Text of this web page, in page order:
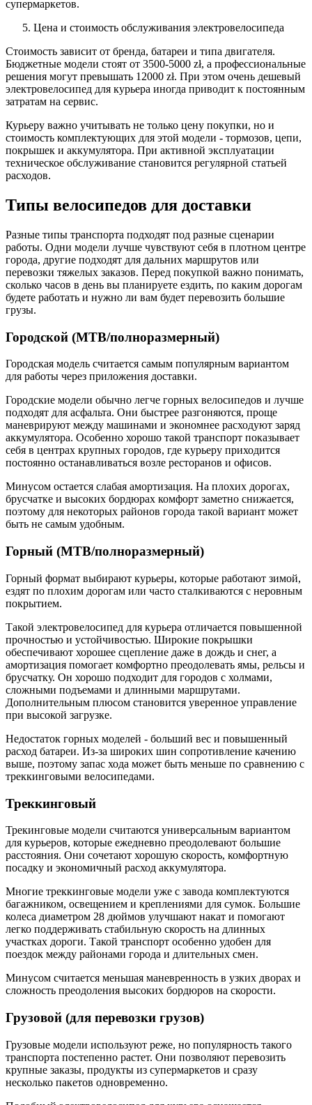
супермаркетов.
Цена и стоимость обслуживания электровелосипеда
Стоимость зависит от бренда, батареи и типа двигателя.
Бюджетные модели стоят от 3500-5000 zł, а профессиональные
решения могут превышать 12000 zł. При этом очень дешевый
электровелосипед для курьера иногда приводит к постоянным
затратам на сервис.
Курьеру важно учитывать не только цену покупки, но и
стоимость комплектующих для этой модели - тормозов, цепи,
покрышек и аккумулятора. При активной эксплуатации
техническое обслуживание становится регулярной статьей
расходов.
Типы велосипедов для доставки
Разные типы транспорта подходят под разные сценарии
работы. Одни модели лучше чувствуют себя в плотном центре
города, другие подходят для дальних маршрутов или
перевозки тяжелых заказов. Перед покупкой важно понимать,
сколько часов в день вы планируете ездить, по каким дорогам
будете работать и нужно ли вам будет перевозить большие
грузы.
Городской (MTB/полноразмерный)
Городская модель считается самым популярным вариантом
для работы через приложения доставки.
Городские модели обычно легче горных велосипедов и лучше
подходят для асфальта. Они быстрее разгоняются, проще
маневрируют между машинами и экономнее расходуют заряд
аккумулятора. Особенно хорошо такой транспорт показывает
себя в центрах крупных городов, где курьеру приходится
постоянно останавливаться возле ресторанов и офисов.
Минусом остается слабая амортизация. На плохих дорогах,
брусчатке и высоких бордюрах комфорт заметно снижается,
поэтому для некоторых районов города такой вариант может
быть не самым удобным.
Горный (MTB/полноразмерный)
Горный формат выбирают курьеры, которые работают зимой,
ездят по плохим дорогам или часто сталкиваются с неровным
покрытием.
Такой электровелосипед для курьера отличается повышенной
прочностью и устойчивостью. Широкие покрышки
обеспечивают хорошее сцепление даже в дождь и снег, а
амортизация помогает комфортно преодолевать ямы, рельсы и
брусчатку. Он хорошо подходит для городов с холмами,
сложными подъемами и длинными маршрутами.
Дополнительным плюсом становится уверенное управление
при высокой загрузке.
Недостаток горных моделей - больший вес и повышенный
расход батареи. Из-за широких шин сопротивление качению
выше, поэтому запас хода может быть меньше по сравнению с
треккинговыми велосипедами.
Треккинговый
Трекинговые модели считаются универсальным вариантом
для курьеров, которые ежедневно преодолевают большие
расстояния. Они сочетают хорошую скорость, комфортную
посадку и экономичный расход аккумулятора.
Многие треккинговые модели уже с завода комплектуются
багажником, освещением и креплениями для сумок. Большие
колеса диаметром 28 дюймов улучшают накат и помогают
легко поддерживать стабильную скорость на длинных
участках дороги. Такой транспорт особенно удобен для
поездок между районами города и длительных смен.
Минусом считается меньшая маневренность в узких дворах и
сложность преодоления высоких бордюров на скорости.
Грузовой (для перевозки грузов)
Грузовые модели используют реже, но популярность такого
транспорта постепенно растет. Они позволяют перевозить
крупные заказы, продукты из супермаркетов и сразу
несколько пакетов одновременно.